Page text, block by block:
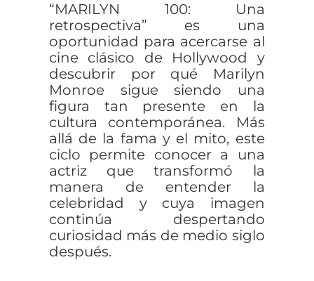
“MARILYN 100: Una
retrospectiva” es una
oportunidad para acercarse al
cine clásico de Hollywood y
descubrir por qué Marilyn
Monroe sigue siendo una
figura tan presente en la
cultura contemporánea. Más
allá de la fama y el mito, este
ciclo permite conocer a una
actriz que transformó la
manera de entender la
celebridad y cuya imagen
continúa despertando
curiosidad más de medio siglo
después.